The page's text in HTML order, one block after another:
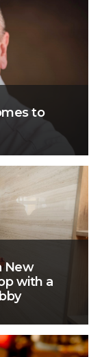
to
New
with a